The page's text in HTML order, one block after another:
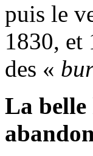
puis le
1830, et
des «
La